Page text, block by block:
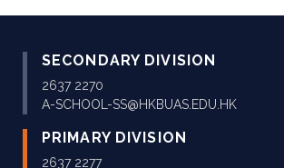
SECONDARY DIVISION
2637 2270
A-SCHOOL-SS@HKBUAS.EDU.HK
PRIMARY DIVISION
2637 2277